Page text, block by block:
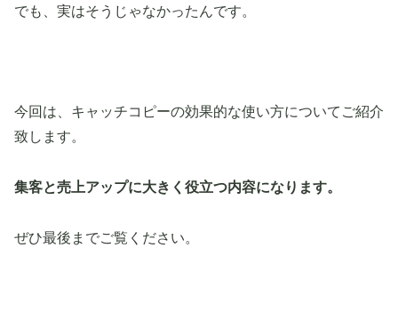
でも、実はそうじゃなかったんです。
今回は、キャッチコピーの効果的な使い方についてご紹介
致します。
集客と売上アップに大きく役立つ内容になります。
ぜひ最後までご覧ください。